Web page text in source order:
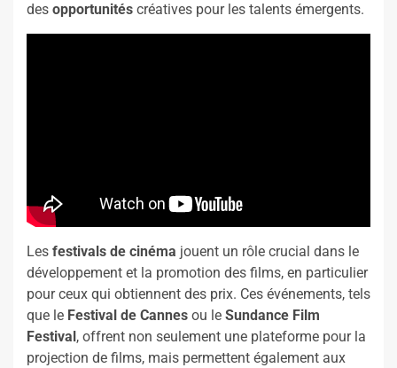
des opportunités créatives pour les talents émergents.
Les festivals de cinéma jouent un rôle crucial dans le
développement et la promotion des films, en particulier
pour ceux qui obtiennent des prix. Ces événements, tels
que le Festival de Cannes ou le Sundance Film
Festival , offrent non seulement une plateforme pour la
projection de films, mais permettent également aux